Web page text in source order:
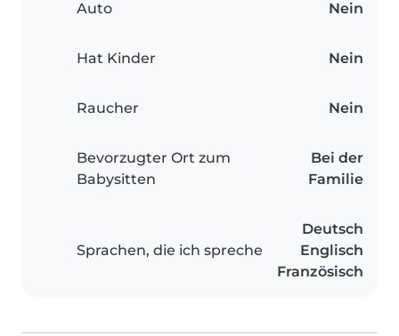
Auto Nein
Hat Kinder Nein
Raucher Nein
Bevorzugter Ort zum
Babysitten
Bei der
Familie
Sprachen, die ich spreche
Deutsch
Englisch
Französisch